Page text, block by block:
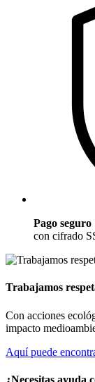
Pago seguro
con cifrado
Trabajamos
Con acciones
impacto
Aquí puede
¿Necesitas ayuda